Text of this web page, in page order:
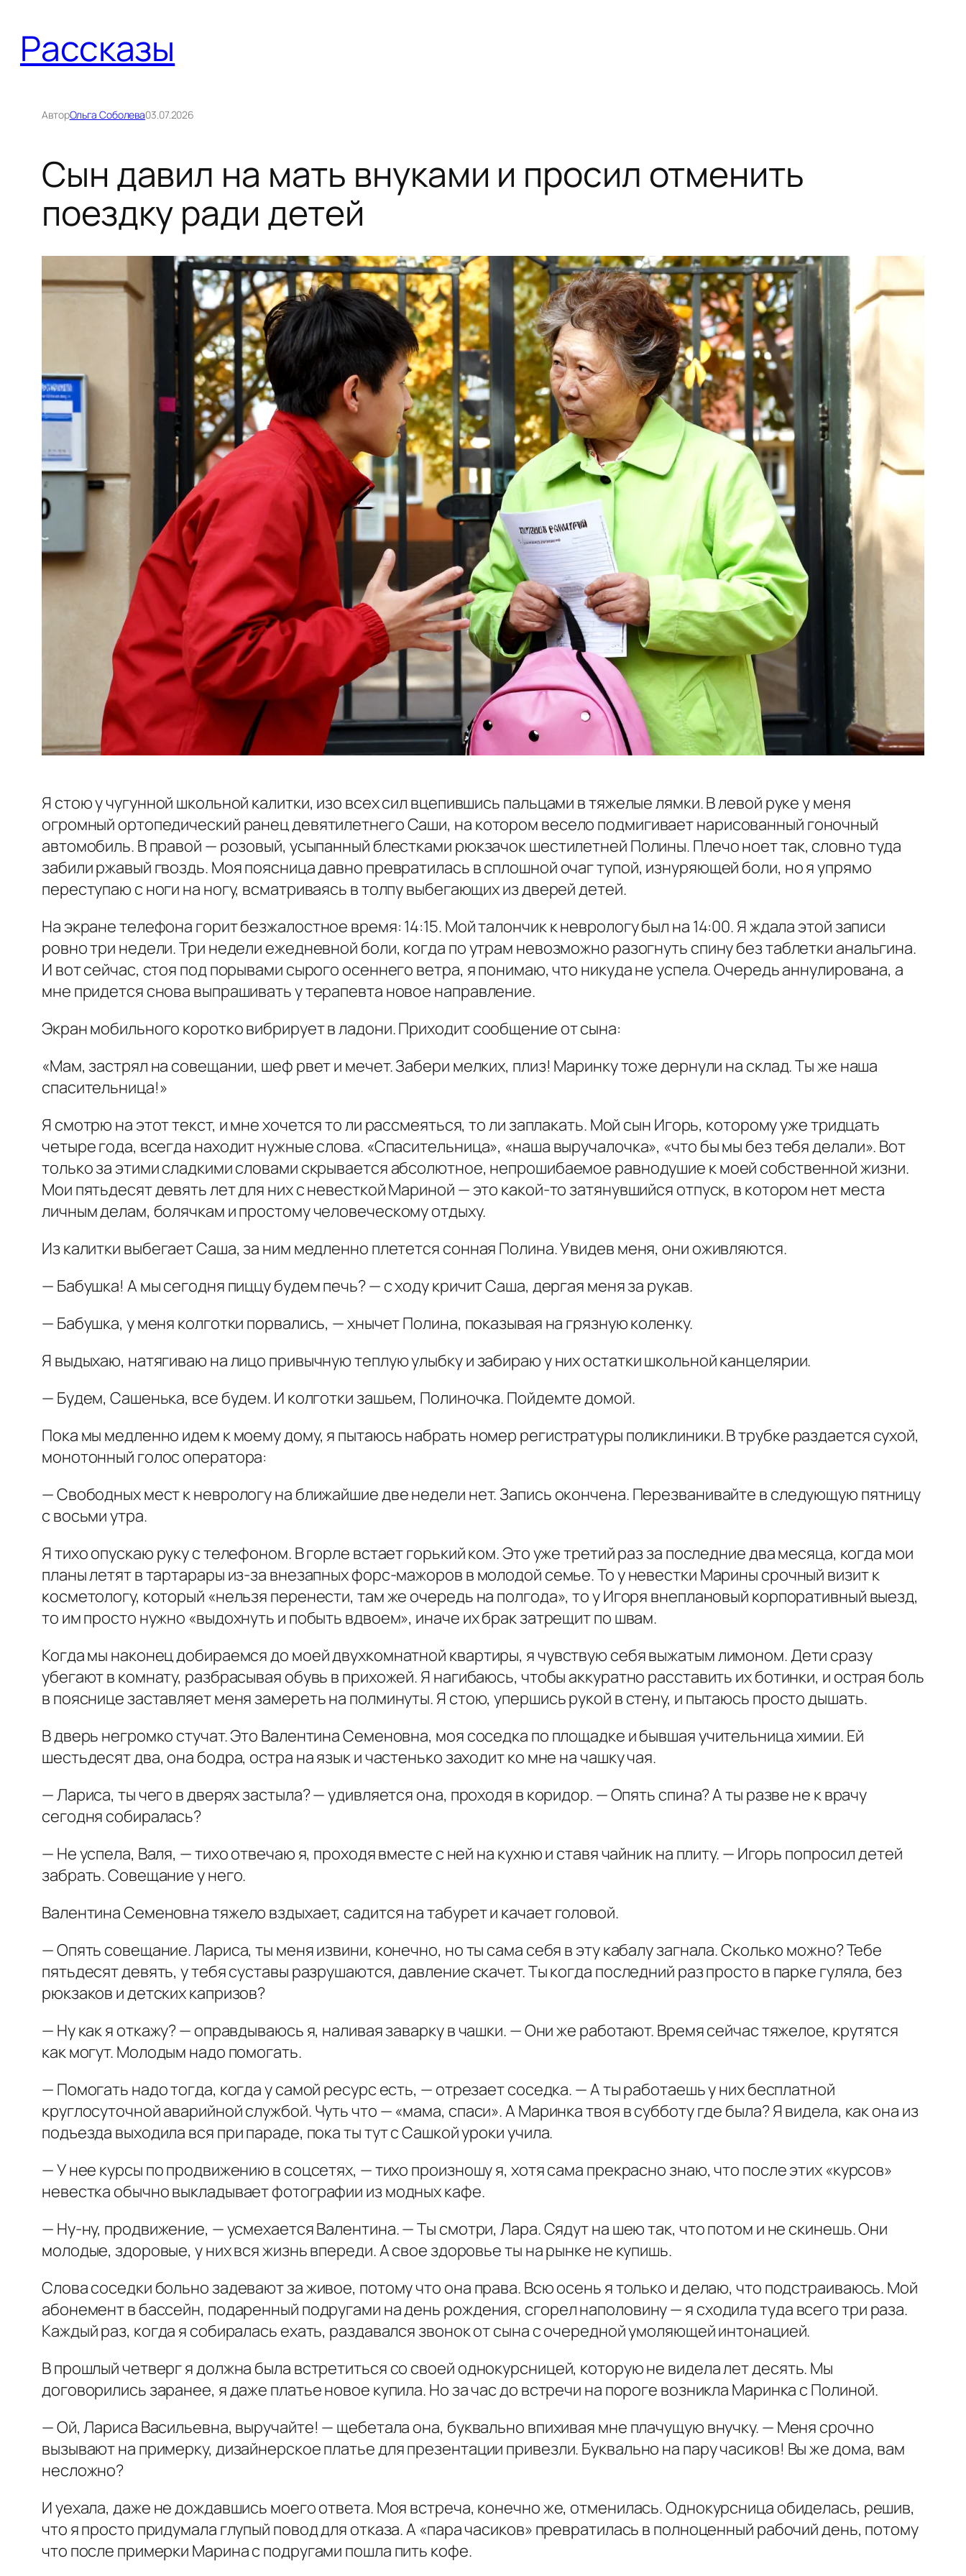
содержимому
Рассказы
АвторОльга Соболева03.07.2026
Сын давил на мать внуками и просил отменить
поездку ради детей
Я стою у чугунной школьной калитки, изо всех сил вцепившись пальцами в тяжелые лямки. В левой руке у меня
огромный ортопедический ранец девятилетнего Саши, на котором весело подмигивает нарисованный гоночный
автомобиль. В правой — розовый, усыпанный блестками рюкзачок шестилетней Полины. Плечо ноет так, словно туда
забили ржавый гвоздь. Моя поясница давно превратилась в сплошной очаг тупой, изнуряющей боли, но я упрямо
переступаю с ноги на ногу, всматриваясь в толпу выбегающих из дверей детей.
На экране телефона горит безжалостное время: 14:15. Мой талончик к неврологу был на 14:00. Я ждала этой записи
ровно три недели. Три недели ежедневной боли, когда по утрам невозможно разогнуть спину без таблетки анальгина.
И вот сейчас, стоя под порывами сырого осеннего ветра, я понимаю, что никуда не успела. Очередь аннулирована, а
мне придется снова выпрашивать у терапевта новое направление.
Экран мобильного коротко вибрирует в ладони. Приходит сообщение от сына:
«Мам, застрял на совещании, шеф рвет и мечет. Забери мелких, плиз! Маринку тоже дернули на склад. Ты же наша
спасительница!»
Я смотрю на этот текст, и мне хочется то ли рассмеяться, то ли заплакать. Мой сын Игорь, которому уже тридцать
четыре года, всегда находит нужные слова. «Спасительница», «наша выручалочка», «что бы мы без тебя делали». Вот
только за этими сладкими словами скрывается абсолютное, непрошибаемое равнодушие к моей собственной жизни.
Мои пятьдесят девять лет для них с невесткой Мариной — это какой-то затянувшийся отпуск, в котором нет места
личным делам, болячкам и простому человеческому отдыху.
Из калитки выбегает Саша, за ним медленно плетется сонная Полина. Увидев меня, они оживляются.
— Бабушка! А мы сегодня пиццу будем печь? — с ходу кричит Саша, дергая меня за рукав.
— Бабушка, у меня колготки порвались, — хнычет Полина, показывая на грязную коленку.
Я выдыхаю, натягиваю на лицо привычную теплую улыбку и забираю у них остатки школьной канцелярии.
— Будем, Сашенька, все будем. И колготки зашьем, Полиночка. Пойдемте домой.
Пока мы медленно идем к моему дому, я пытаюсь набрать номер регистратуры поликлиники. В трубке раздается сухой,
монотонный голос оператора:
— Свободных мест к неврологу на ближайшие две недели нет. Запись окончена. Перезванивайте в следующую пятницу
с восьми утра.
Я тихо опускаю руку с телефоном. В горле встает горький ком. Это уже третий раз за последние два месяца, когда мои
планы летят в тартарары из-за внезапных форс-мажоров в молодой семье. То у невестки Марины срочный визит к
косметологу, который «нельзя перенести, там же очередь на полгода», то у Игоря внеплановый корпоративный выезд,
то им просто нужно «выдохнуть и побыть вдвоем», иначе их брак затрещит по швам.
Когда мы наконец добираемся до моей двухкомнатной квартиры, я чувствую себя выжатым лимоном. Дети сразу
убегают в комнату, разбрасывая обувь в прихожей. Я нагибаюсь, чтобы аккуратно расставить их ботинки, и острая боль
в пояснице заставляет меня замереть на полминуты. Я стою, упершись рукой в стену, и пытаюсь просто дышать.
В дверь негромко стучат. Это Валентина Семеновна, моя соседка по площадке и бывшая учительница химии. Ей
шестьдесят два, она бодра, остра на язык и частенько заходит ко мне на чашку чая.
— Лариса, ты чего в дверях застыла? — удивляется она, проходя в коридор. — Опять спина? А ты разве не к врачу
сегодня собиралась?
— Не успела, Валя, — тихо отвечаю я, проходя вместе с ней на кухню и ставя чайник на плиту. — Игорь попросил детей
забрать. Совещание у него.
Валентина Семеновна тяжело вздыхает, садится на табурет и качает головой.
— Опять совещание. Лариса, ты меня извини, конечно, но ты сама себя в эту кабалу загнала. Сколько можно? Тебе
пятьдесят девять, у тебя суставы разрушаются, давление скачет. Ты когда последний раз просто в парке гуляла, без
рюкзаков и детских капризов?
— Ну как я откажу? — оправдываюсь я, наливая заварку в чашки. — Они же работают. Время сейчас тяжелое, крутятся
как могут. Молодым надо помогать.
— Помогать надо тогда, когда у самой ресурс есть, — отрезает соседка. — А ты работаешь у них бесплатной
круглосуточной аварийной службой. Чуть что — «мама, спаси». А Маринка твоя в субботу где была? Я видела, как она из
подъезда выходила вся при параде, пока ты тут с Сашкой уроки учила.
— У нее курсы по продвижению в соцсетях, — тихо произношу я, хотя сама прекрасно знаю, что после этих «курсов»
невестка обычно выкладывает фотографии из модных кафе.
— Ну-ну, продвижение, — усмехается Валентина. — Ты смотри, Лара. Сядут на шею так, что потом и не скинешь. Они
молодые, здоровые, у них вся жизнь впереди. А свое здоровье ты на рынке не купишь.
Слова соседки больно задевают за живое, потому что она права. Всю осень я только и делаю, что подстраиваюсь. Мой
абонемент в бассейн, подаренный подругами на день рождения, сгорел наполовину — я сходила туда всего три раза.
Каждый раз, когда я собиралась ехать, раздавался звонок от сына с очередной умоляющей интонацией.
В прошлый четверг я должна была встретиться со своей однокурсницей, которую не видела лет десять. Мы
договорились заранее, я даже платье новое купила. Но за час до встречи на пороге возникла Маринка с Полиной.
— Ой, Лариса Васильевна, выручайте! — щебетала она, буквально впихивая мне плачущую внучку. — Меня срочно
вызывают на примерку, дизайнерское платье для презентации привезли. Буквально на пару часиков! Вы же дома, вам
несложно?
И уехала, даже не дождавшись моего ответа. Моя встреча, конечно же, отменилась. Однокурсница обиделась, решив,
что я просто придумала глупый повод для отказа. А «пара часиков» превратилась в полноценный рабочий день, потому
что после примерки Марина с подругами пошла пить кофе.